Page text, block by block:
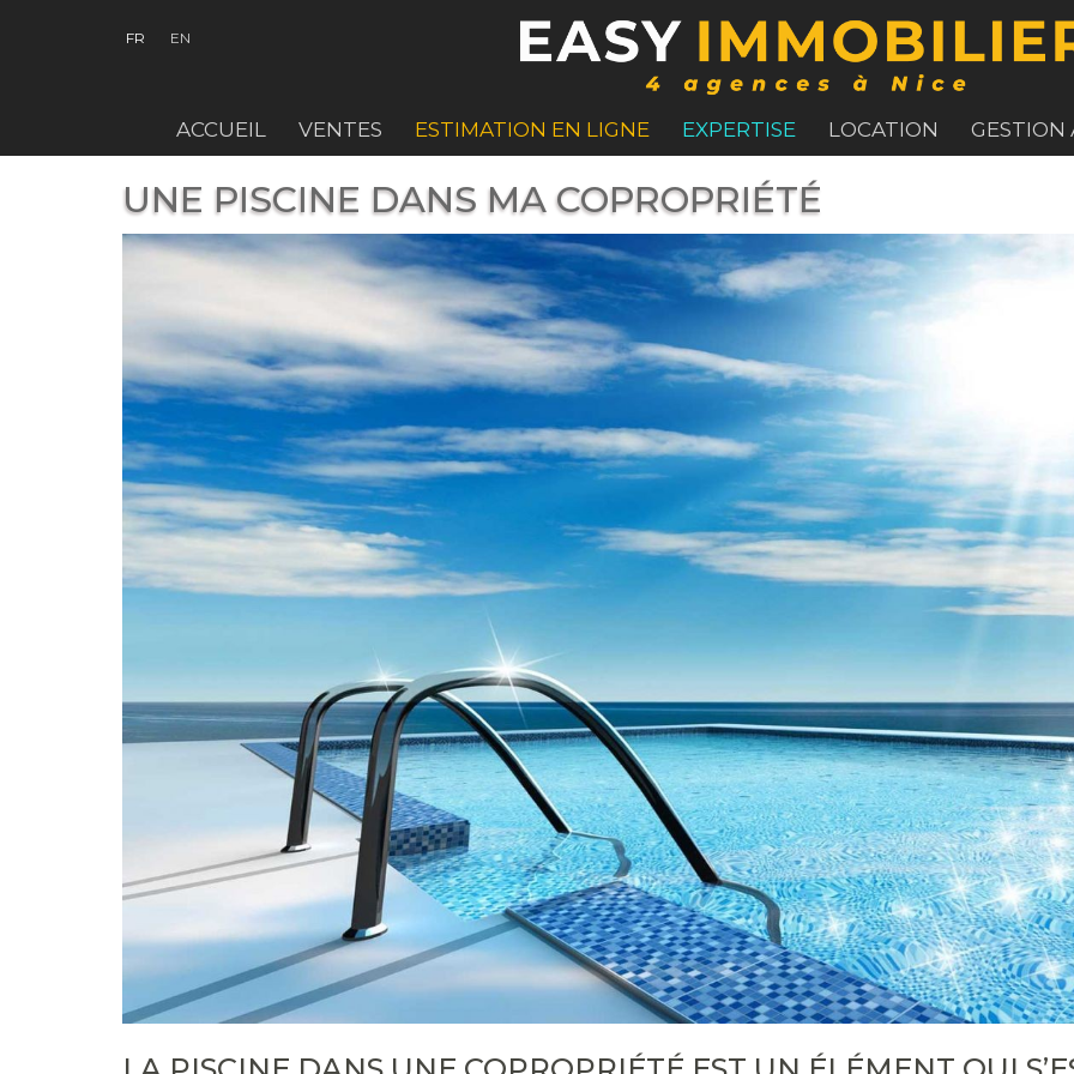
FR EN
ACCUEIL VENTES ESTIMATION EN LIGNE EXPERTISE LOCATION GESTION
UNE PISCINE DANS MA COPROPRIÉTÉ